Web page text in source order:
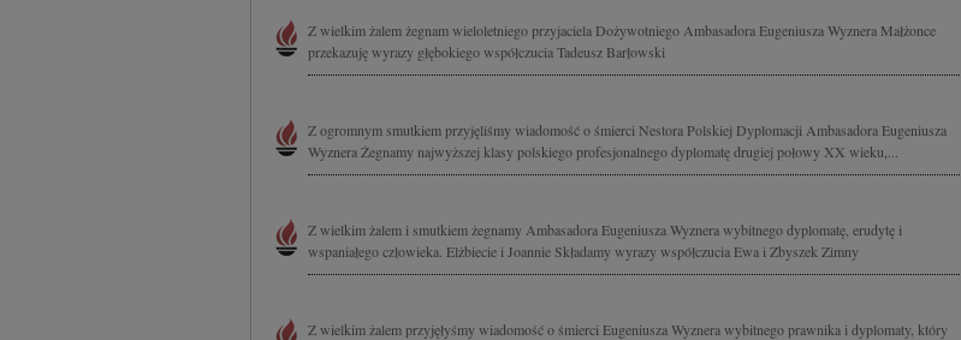
Z wielkim żalem żegnam wieloletniego przyjaciela Dożywotniego Ambasadora Eugeniusza Wyznera Małżonce
przekazuję wyrazy głębokiego współczucia Tadeusz Barłowski
Z ogromnym smutkiem przyjęliśmy wiadomość o śmierci Nestora Polskiej Dyplomacji Ambasadora Eugeniusza
Wyznera Żegnamy najwyższej klasy polskiego profesjonalnego dyplomatę drugiej połowy XX wieku,...
Z wielkim żalem i smutkiem żegnamy Ambasadora Eugeniusza Wyznera wybitnego dyplomatę, erudytę i
wspaniałego człowieka. Elżbiecie i Joannie Składamy wyrazy współczucia Ewa i Zbyszek Zimny
Z wielkim żalem przyjęłyśmy wiadomość o śmierci Eugeniusza Wyznera wybitnego prawnika i dyplomaty, który